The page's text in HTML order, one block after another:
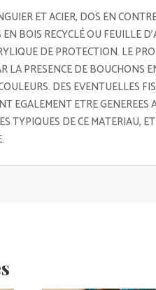
ET ACIER, DOS EN
BOIS RECYCLÉ OU FEUILLE
DE PROTECTION. LE
LA PRESENCE DE BOUCHONS
DES EVENTUELLES
EGALEMENT ETRE GENEREES
TYPIQUES DE CE MATERIAU,